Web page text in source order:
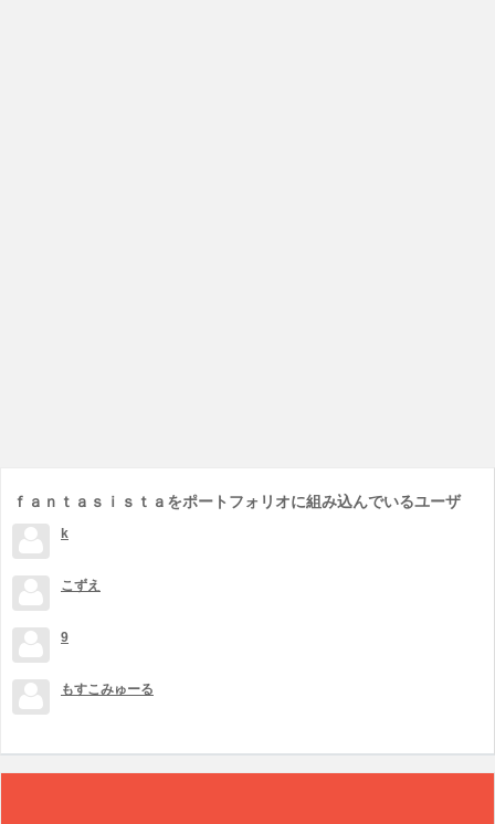
ｆａｎｔａｓｉｓｔａをポートフォリオに組み込んでいるユーザ
k
こずえ
9
もすこみゅーる